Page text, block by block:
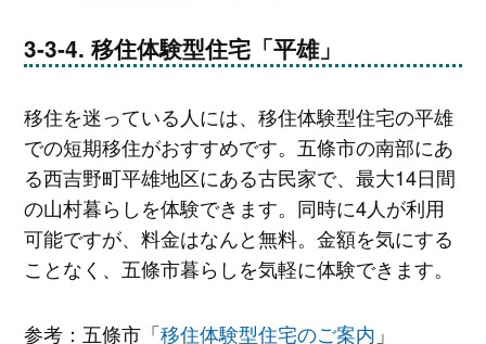
移住体験型住宅「平雄」
移住を迷っている人には、移住体験型住宅の平雄
での短期移住がおすすめです。五條市の南部にあ
る西吉野町平雄地区にある古民家で、最大14日間
の山村暮らしを体験できます。同時に4人が利用
可能ですが、料金はなんと無料。金額を気にする
ことなく、五條市暮らしを気軽に体験できます。
参考：五條市「移住体験型住宅のご案内 」